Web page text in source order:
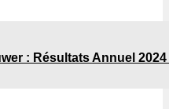
: Résultats Annuel